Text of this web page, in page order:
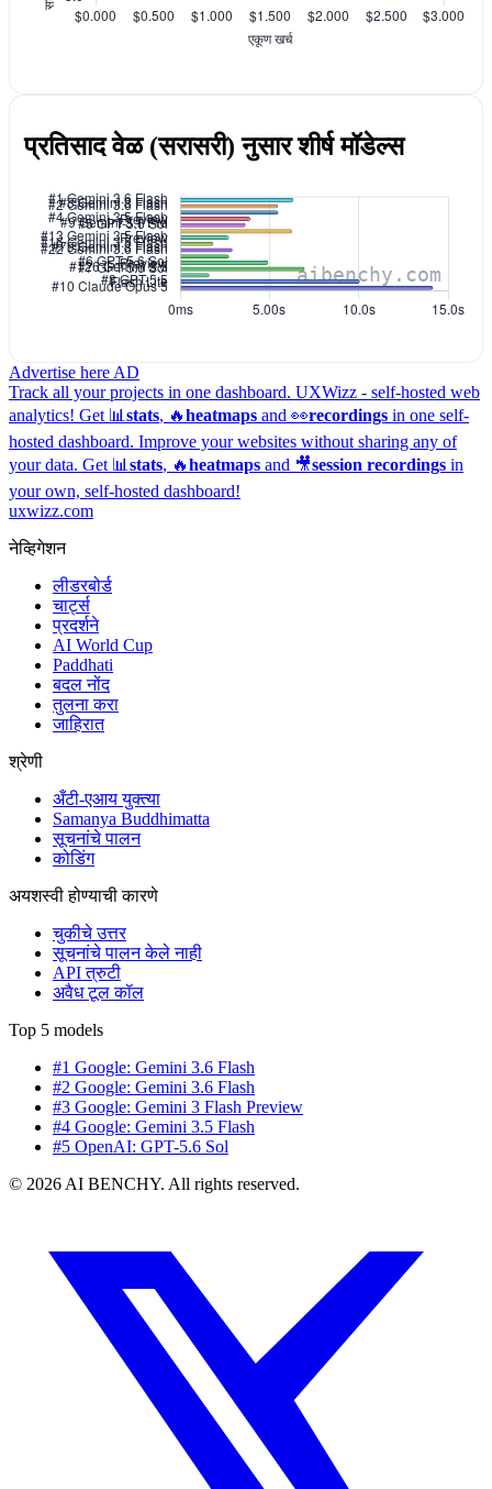
प्रतिसाद वेळ (सरासरी) नुसार शीर्ष मॉडेल्स
Advertise here AD
Track all your projects in one dashboard. UXWizz - self-hosted web
analytics! Get 📊 stats, 🔥heatmaps and 👀recordings in one self-
hosted dashboard. Improve your websites without sharing any of
your data. Get 📊 stats, 🔥heatmaps and 🎥session recordings in
your own, self-hosted dashboard!
uxwizz.com
नेव्हिगेशन
लीडरबोर्ड
चार्ट्स
प्रदर्शने
AI World Cup
Paddhati
बदल नोंद
तुलना करा
जाहिरात
श्रेणी
अँटी-एआय युक्त्या
Samanya Buddhimatta
सूचनांचे पालन
कोडिंग
अयशस्वी होण्याची कारणे
चुकीचे उत्तर
सूचनांचे पालन केले नाही
API त्रुटी
अवैध टूल कॉल
Top 5 models
#1 Google: Gemini 3.6 Flash
#2 Google: Gemini 3.6 Flash
#3 Google: Gemini 3 Flash Preview
#4 Google: Gemini 3.5 Flash
#5 OpenAI: GPT-5.6 Sol
© 2026 AI BENCHY. All rights reserved.